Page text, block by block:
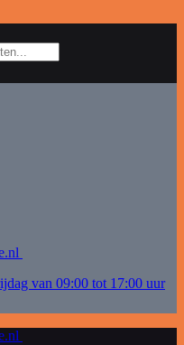
van 09:00 tot 17:00 uur